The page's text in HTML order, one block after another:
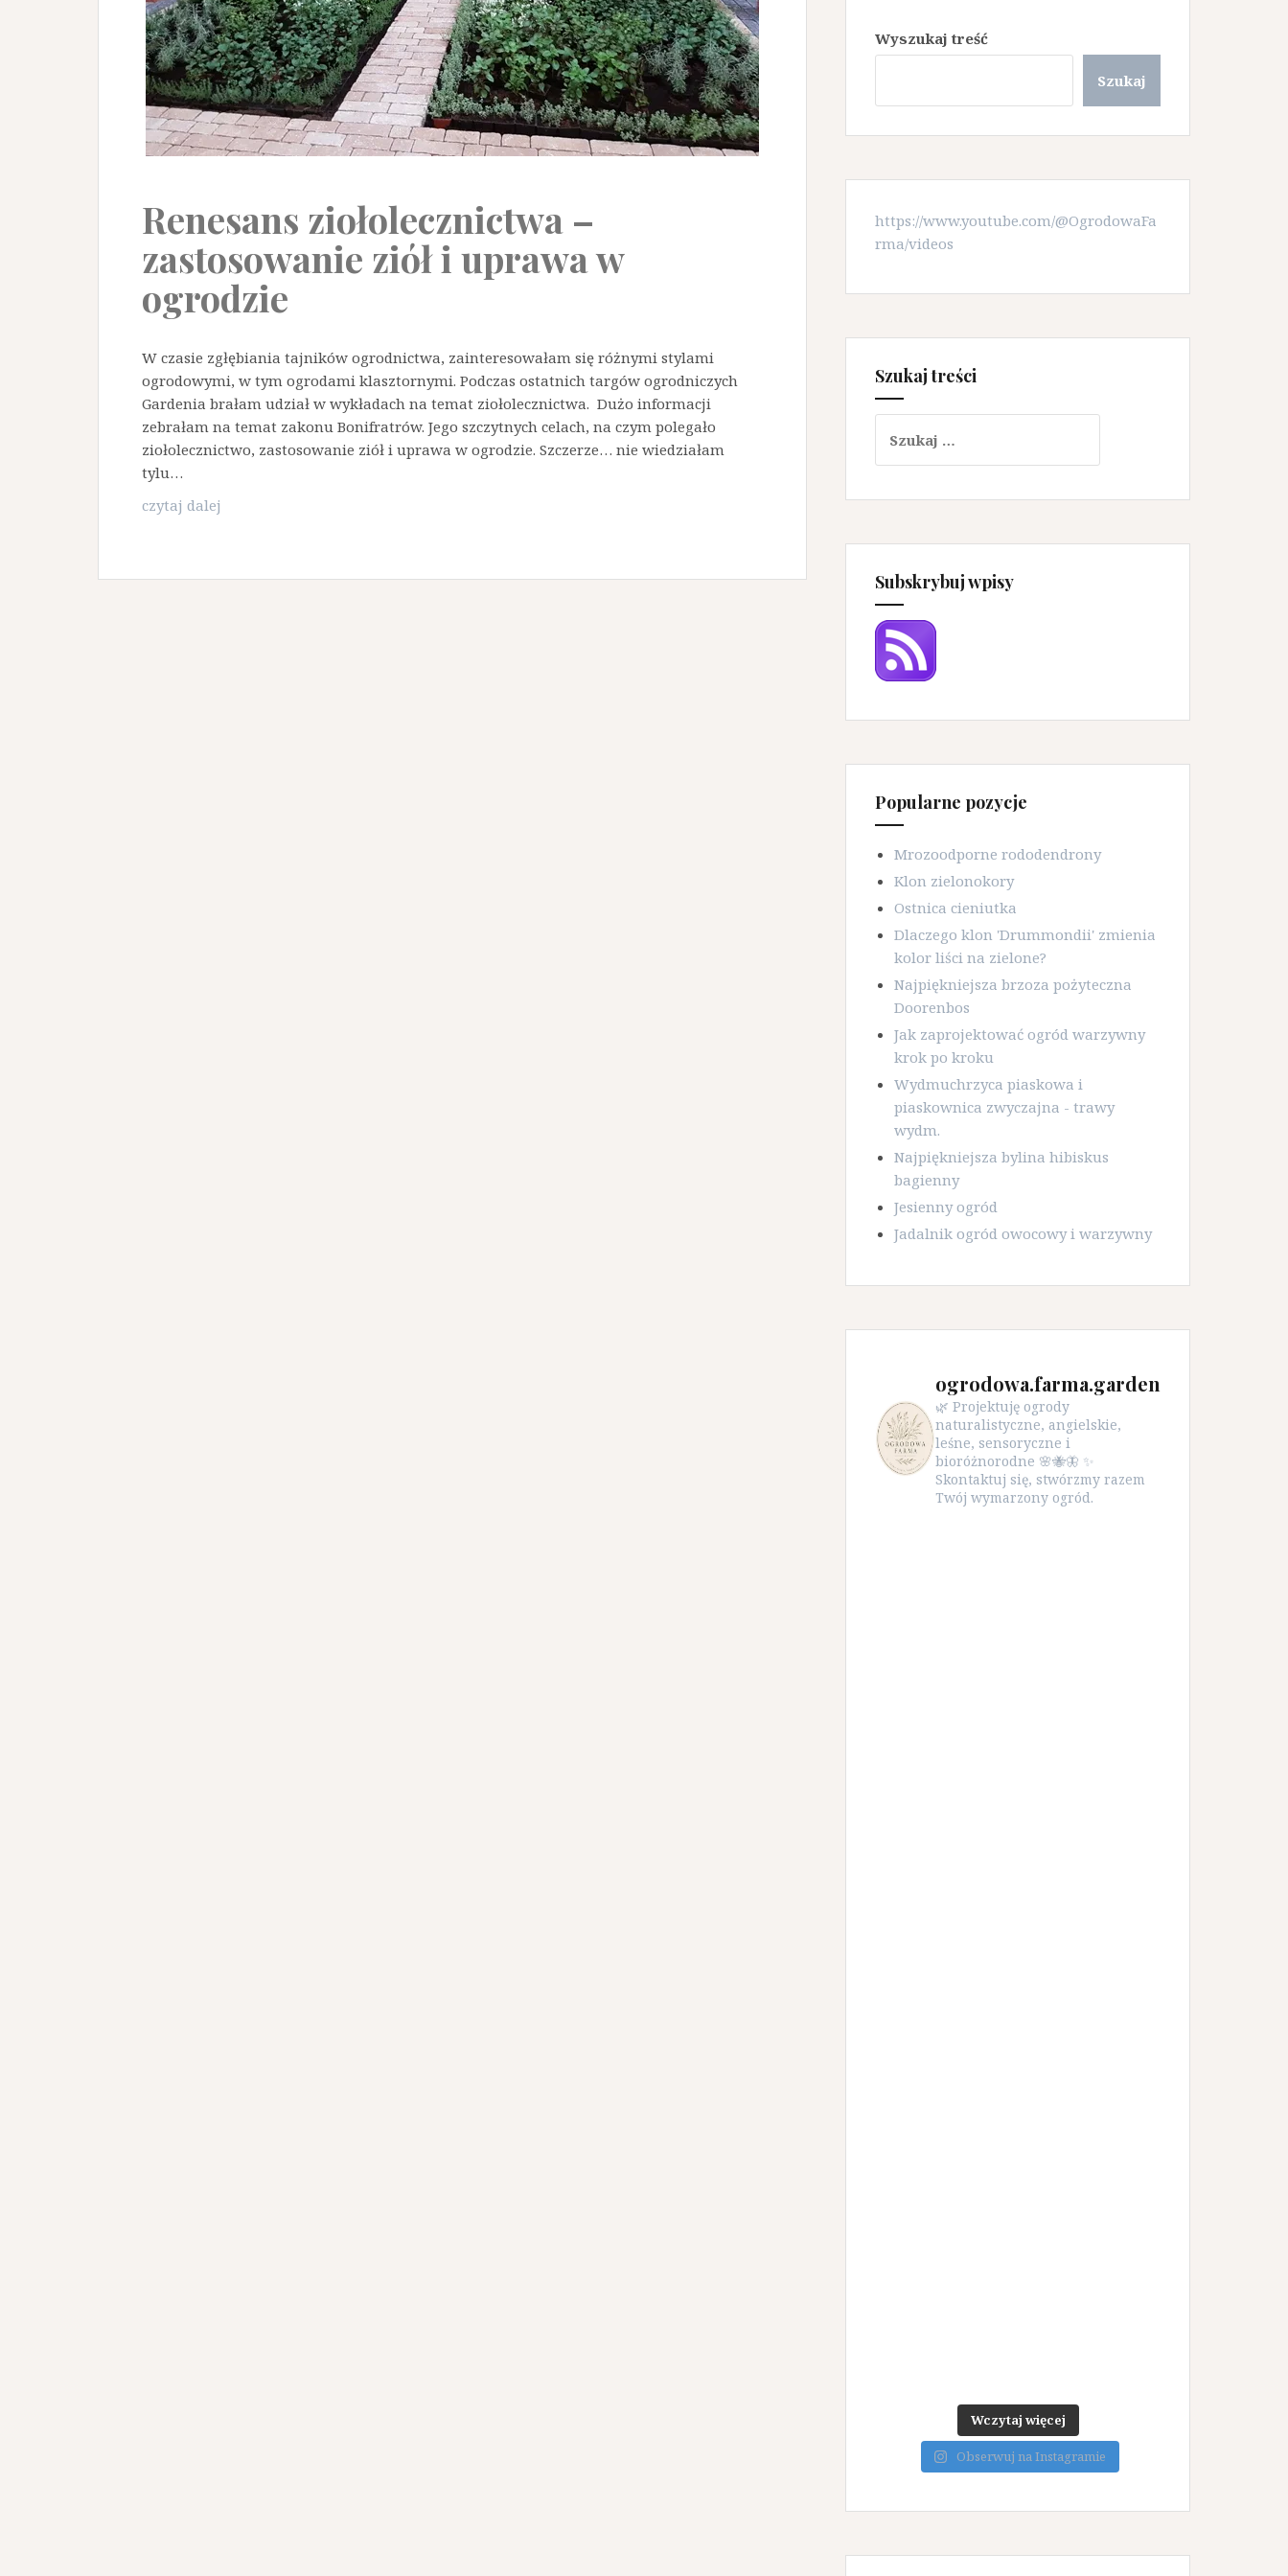
Renesans ziołolecznictwa –
zastosowanie ziół i uprawa w
ogrodzie
W czasie zgłębiania tajników ogrodnictwa, zainteresowałam się różnymi stylami
ogrodowymi, w tym ogrodami klasztornymi. Podczas ostatnich targów ogrodniczych
Gardenia brałam udział w wykładach na temat ziołolecznictwa. Dużo informacji
zebrałam na temat zakonu Bonifratrów. Jego szczytnych celach, na czym polegało
ziołolecznictwo, zastosowanie ziół i uprawa w ogrodzie. Szczerze… nie wiedziałam
tylu…
czytaj dalej
Wyszukaj treść
Szukaj
https://www.youtube.com/@OgrodowaFa
rma/videos
Szukaj treści
Subskrybuj wpisy
Popularne pozycje
Mrozoodporne rododendrony
Klon zielonokory
Ostnica cieniutka
Dlaczego klon 'Drummondii' zmienia
kolor liści na zielone?
Najpiękniejsza brzoza pożyteczna
Doorenbos
Jak zaprojektować ogród warzywny
krok po kroku
Wydmuchrzyca piaskowa i
piaskownica zwyczajna - trawy
wydm.
Najpiękniejsza bylina hibiskus
bagienny
Jesienny ogród
Jadalnik ogród owocowy i warzywny
ogrodowa.farma.garden
🌿 Projektuję ogrody
naturalistyczne, angielskie,
leśne, sensoryczne i
bioróżnorodne 🌸🐝🦋 ✨
Skontaktuj się, stwórzmy razem
Twój wymarzony ogród.
Wczytaj więcej
Obserwuj na Instagramie